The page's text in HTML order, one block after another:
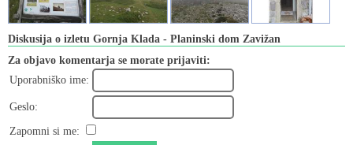
Diskusija o izletu Gornja Klada - Planinski dom Zavižan
Za objavo komentarja se morate prijaviti:
Uporabniško ime:
Geslo:
Zapomni si me: